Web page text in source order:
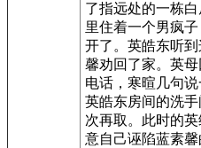
了指远处的一栋
里住着一个男疯
开了。英皓东听
馨劝回了家。英
电话，寒暄几句
英皓东房间的洗
次再取。此时的
意自己诬陷蓝素